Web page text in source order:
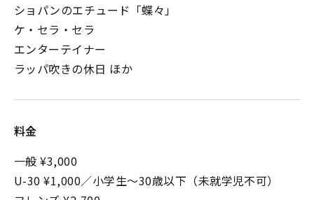
ショパンのエチュード「蝶々」
ケ・セラ・セラ
エンターテイナー
ラッパ吹きの休日 ほか
料金
一般 ¥3,000
U-30 ¥1,000／小学生～30歳以下（未就学児不可）